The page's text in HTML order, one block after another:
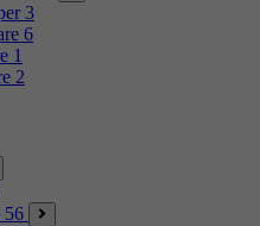
3
6
1
2
56